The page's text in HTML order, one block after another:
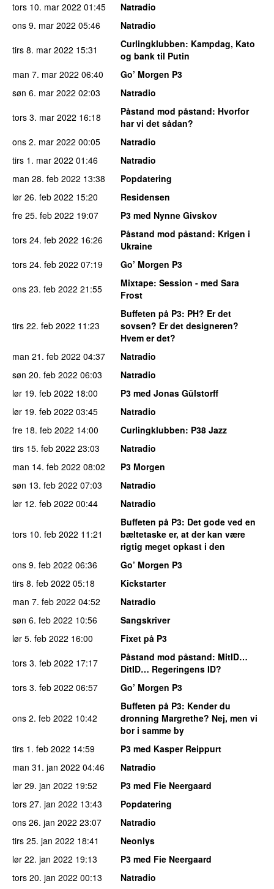
tors 10. mar 2022 01:45
Natradio
ons 9. mar 2022 05:46
Natradio
tirs 8. mar 2022 15:31 Curlingklubben: Kampdag, Kato
og bank til Putin
man 7. mar 2022 06:40
Go’ Morgen P3
søn 6. mar 2022 02:03
Natradio
tors 3. mar 2022 16:18 Påstand mod påstand: Hvorfor
har vi det sådan?
ons 2. mar 2022 00:05
Natradio
tirs 1. mar 2022 01:46
Natradio
man 28. feb 2022 13:38
Popdatering
lør 26. feb 2022 15:20
Residensen
fre 25. feb 2022 19:07
P3 med Nynne Givskov
tors 24. feb 2022 16:26 Påstand mod påstand: Krigen i
Ukraine
tors 24. feb 2022 07:19
Go’ Morgen P3
ons 23. feb 2022 21:55 Mixtape: Session - med Sara
Frost
tirs 22. feb 2022 11:23
Buffeten på P3: PH? Er det
sovsen? Er det designeren?
Hvem er det?
man 21. feb 2022 04:37
Natradio
søn 20. feb 2022 06:03
Natradio
lør 19. feb 2022 18:00
P3 med Jonas Gülstorff
lør 19. feb 2022 03:45
Natradio
fre 18. feb 2022 14:00 Curlingklubben: P38 Jazz
tirs 15. feb 2022 23:03
Natradio
man 14. feb 2022 08:02
P3 Morgen
søn 13. feb 2022 07:03
Natradio
lør 12. feb 2022 00:44 Natradio
tors 10. feb 2022 11:21
Buffeten på P3: Det gode ved en
bæltetaske er, at der kan være
rigtig meget opkast i den
ons 9. feb 2022 06:36
Go’ Morgen P3
tirs 8. feb 2022 05:18
Kickstarter
man 7. feb 2022 04:52
Natradio
søn 6. feb 2022 10:56
Sangskriver
lør 5. feb 2022 16:00
Fixet på P3
tors 3. feb 2022 17:17 Påstand mod påstand: MitID…
DitID… Regeringens ID?
tors 3. feb 2022 06:57 Go’ Morgen P3
ons 2. feb 2022 10:42
Buffeten på P3: Kender du
dronning Margrethe? Nej, men vi
bor i samme by
tirs 1. feb 2022 14:59
P3 med Kasper Reippurt
man 31. jan 2022 04:46
Natradio
lør 29. jan 2022 19:52
P3 med Fie Neergaard
tors 27. jan 2022 13:43
Popdatering
ons 26. jan 2022 23:07
Natradio
tirs 25. jan 2022 18:41
Neonlys
lør 22. jan 2022 19:13
P3 med Fie Neergaard
tors 20. jan 2022 00:13
Natradio